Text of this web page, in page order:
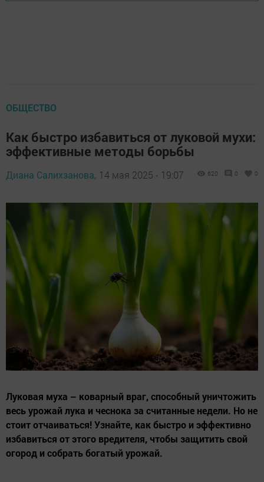
ОБЩЕСТВО
Как быстро избавиться от луковой мухи:
эффективные методы борьбы
Диана Салихзанова, 14 мая 2025 - 19:07 620 0 0
Луковая муха – коварный враг, способный уничтожить
весь урожай лука и чеснока за считанные недели. Но не
стоит отчаиваться! Узнайте, как быстро и эффективно
избавиться от этого вредителя, чтобы защитить свой
огород и собрать богатый урожай.